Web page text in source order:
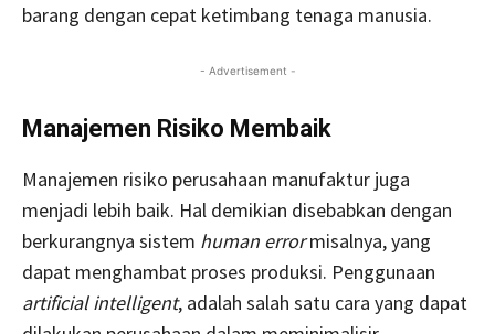
barang dengan cepat ketimbang tenaga manusia.
- Advertisement -
Manajemen Risiko Membaik
Manajemen risiko perusahaan manufaktur juga
menjadi lebih baik. Hal demikian disebabkan dengan
berkurangnya sistem human errormisalnya, yang
dapat menghambat proses produksi. Penggunaan
artificial intelligent, adalah salah satu cara yang dapat